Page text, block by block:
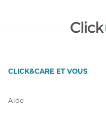
CLICK&CARE ET VOUS
Aide